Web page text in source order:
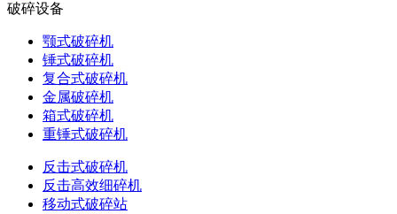
破碎设备
颚式破碎机
锤式破碎机
复合式破碎机
金属破碎机
箱式破碎机
重锤式破碎机
反击式破碎机
反击高效细碎机
移动式破碎站